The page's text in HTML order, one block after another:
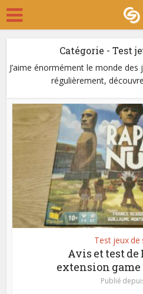
Catégorie - Test
J’aime énormément le monde
régulièrement,
Test jeux de
Avis et test de
extension game
Publié